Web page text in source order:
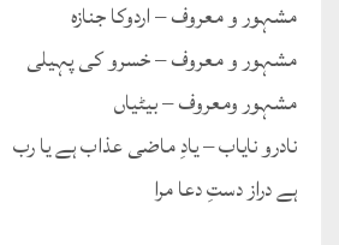
مشہور و معروف – اردوکا جنازہ
مشہور و معروف – خسرو کی پہیلی
مشہور ومعروف – بیٹیاں
نادرو نایاب – یادِ ماضی عذاب ہے یا رب
ہے دراز دستِ دعا مرا